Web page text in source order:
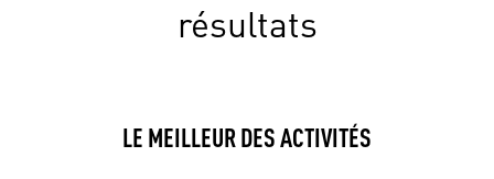
résultats
LE MEILLEUR DES ACTIVITÉS